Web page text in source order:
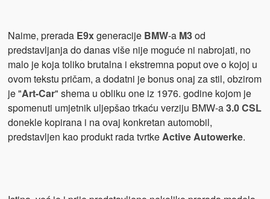
Naime, prerada E9xgeneracije BMW-a M3od
predstavljanja do danas više nije moguće ni nabrojati, no
malo je koja toliko brutalna i ekstremna poput ove o kojoj u
ovom tekstu pričam, a dodatni je bonus onaj za stil, obzirom
je "Art-Car" shema u obliku one iz 1976. godine kojom je
spomenuti umjetnik uljepšao trkaću verziju BMW-a3.0 CSL
donekle kopirana i na ovaj konkretan automobil,
predstavljen kao produkt rada tvrtkeActive Autowerke.